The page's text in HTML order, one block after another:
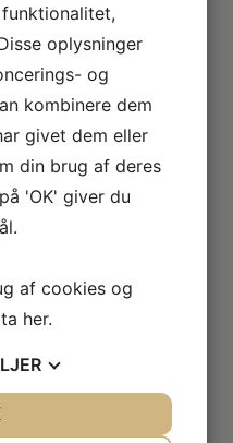
som forestiller flod
– flod m.
oplysninger
og
kombinere dem
givet dem eller
din brug af deres
'OK' giver du
af cookies og
her.